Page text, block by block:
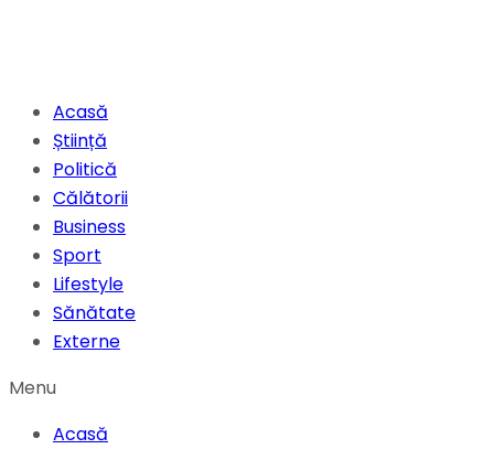
Acasă
Știință
Politică
Călătorii
Business
Sport
Lifestyle
Sănătate
Externe
Menu
Acasă